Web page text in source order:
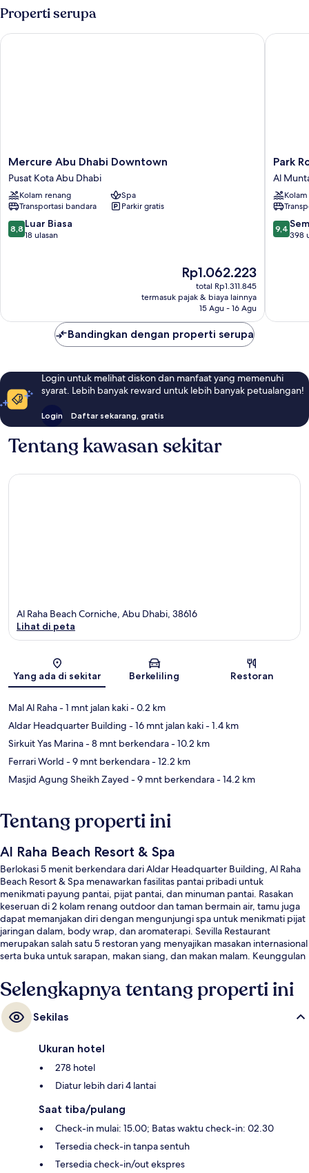
kamar
Properti serupa
Mercure
Abu
Dhabi
Downtown
Pusat
Kota
Abu
Mercure Abu Dhabi Downtown
Pusat Kota Abu Dhabi
Kolam renang
Spa
Transportasi bandara
Parkir gratis
8.8
dari
8,8 Luar Biasa
18 ulasan
Harga
sekarang
Rp1.062.223
Rp1.062.223
total Rp1.311.845
termasuk pajak & biaya lainnya
15 Agu - 16 Agu
Mercure Abu Dhabi Downtown
Park
Rotana
Al
Park
Al
9.4
dari
9,4
398
Park
Bandingkan dengan properti serupa
Login untuk melihat diskon dan manfaat yang memenuhi
syarat. Lebih banyak reward untuk lebih banyak petualangan!
Login Daftar sekarang, gratis
Tentang kawasan sekitar
Peta
Al Raha Beach Corniche, Abu Dhabi, 38616
Lihat di peta
Yang ada di sekitar Berkeliling Restoran
Mal Al Raha- 1 mnt jalan kaki- 0.2 km
Aldar Headquarter Building - 16 mnt jalan kaki- 1.4 km
Sirkuit Yas Marina- 8 mnt berkendara- 10.2 km
Ferrari World - 9 mnt berkendara- 12.2 km
Masjid Agung Sheikh Zayed - 9 mnt berkendara- 14.2 km
Tentang properti ini
Al Raha Beach Resort & Spa
Berlokasi 5 menit berkendara dari Aldar Headquarter Building, Al Raha
Beach Resort & Spa menawarkan fasilitas pantai pribadi untuk
menikmati payung pantai, pijat pantai, dan minuman pantai. Rasakan
keseruan di 2 kolam renang outdoor dan taman bermain air, tamu juga
dapat memanjakan diri dengan mengunjungi spa untuk menikmati pijat
jaringan dalam, body wrap, dan aromaterapi. Sevilla Restaurant
merupakan salah satu 5 restoran yang menyajikan masakan internasional
serta buka untuk sarapan, makan siang, dan makan malam. Keunggulan
marina. Para traveler menyukai staf.
Selengkapnya tentang properti ini
Sekilas
Ukuran hotel
278 hotel
Diatur lebih dari 4 lantai
Saat tiba/pulang
Check-in mulai: 15.00; Batas waktu check-in: 02.30
Tersedia check-in tanpa sentuh
Tersedia check-in/out ekspres